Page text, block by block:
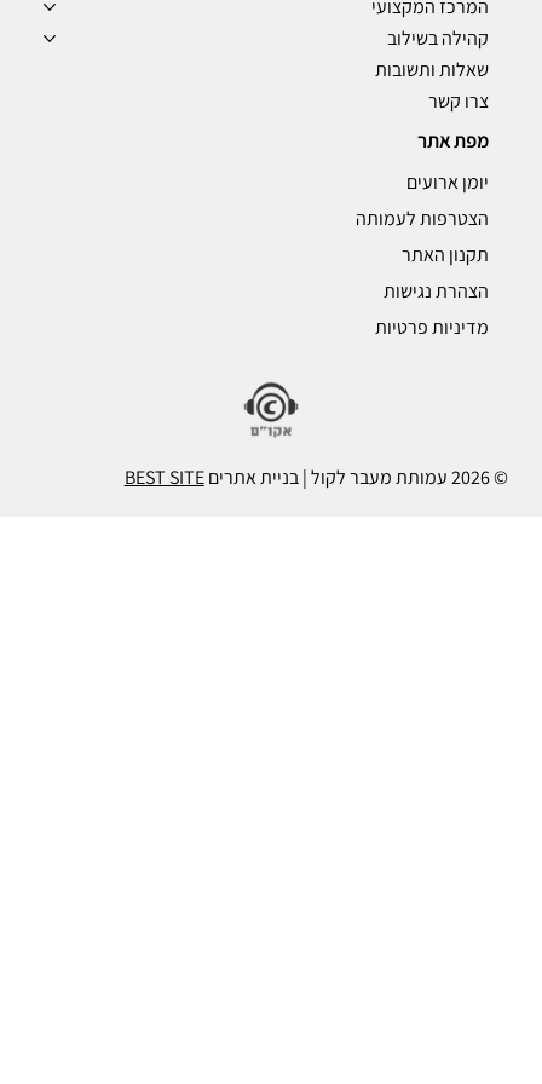
המרכז המקצועי
קהילה בשילוב
שאלות ותשובות
צרו קשר
מפת אתר
יומן ארועים
הצטרפות לעמותה
תקנון האתר
הצהרת נגישות
מדיניות פרטיות
© 2026 עמותת מעבר לקול | בניית אתרים BEST SITE